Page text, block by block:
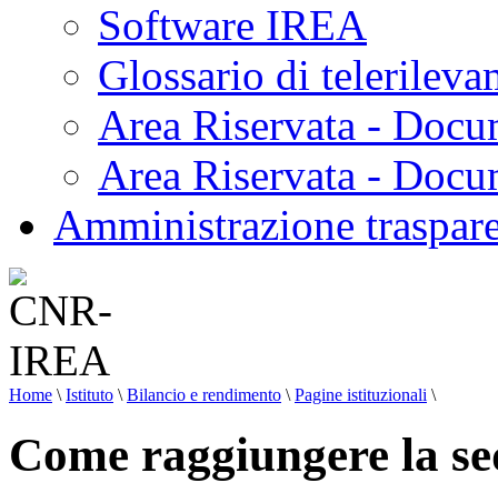
Software IREA
Glossario di
Area Riservata -
Area Riservata -
Amministrazione
Home \ Istituto \ Bilancio e rendimento \ Pagine istituzionali \
Come raggiungere la